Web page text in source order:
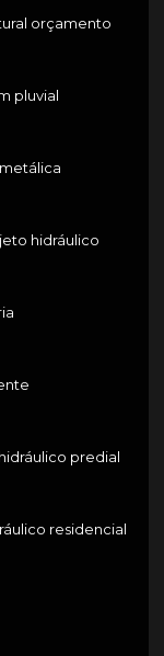
orçamento
pluvial
hidráulico
predial
residencial